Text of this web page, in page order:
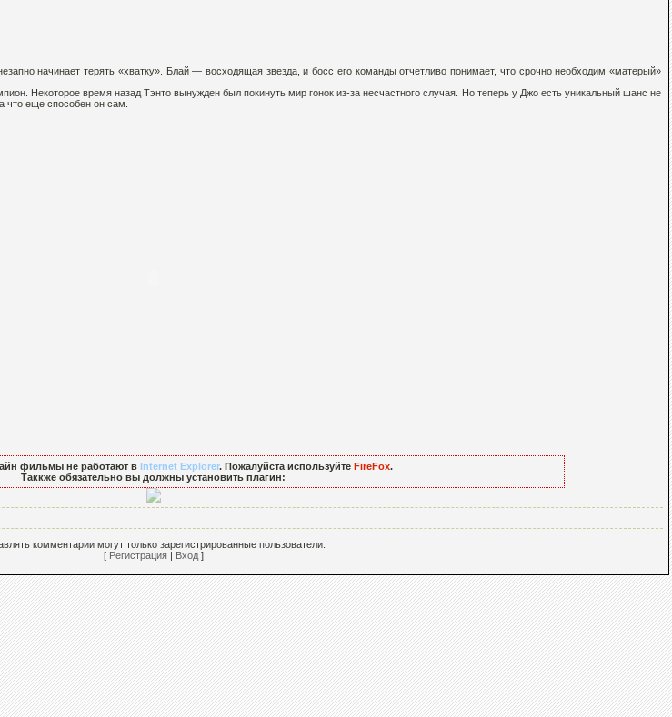
начинает терять «хватку». Блай — восходящая звезда, и босс его команды отчетливо понимает, что срочно необходим «матерый»
Некоторое время назад Тэнто вынужден был покинуть мир гонок из-за несчастного случая. Но теперь у Джо есть уникальный шанс не
что еще способен он сам.
фильмы не работают в Internet Explorer. Пожалуйста используйте FireFox.
Таккже обязательно вы должны установить плагин:
комментарии могут только зарегистрированные пользователи.
[ Регистрация| Вход]